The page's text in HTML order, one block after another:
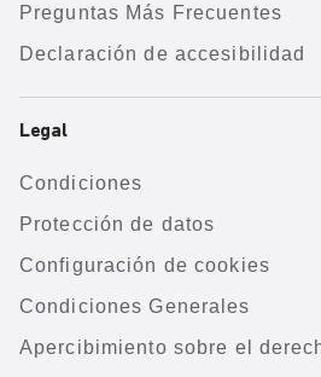
Preguntas Más Frecuentes
Declaración de accesibilidad
Legal
Condiciones
Protección de datos
Configuración de cookies
Condiciones Generales
Apercibimiento sobre el